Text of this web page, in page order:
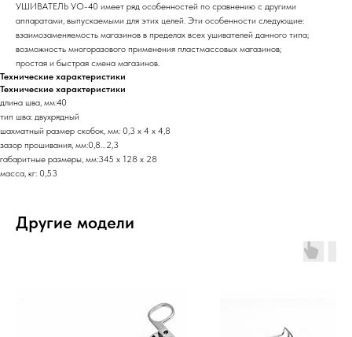
УШИВАТЕЛЬ УО-40 имеет ряд особенностей по сравнению с другими
аппаратами, выпускаемыми для этих целей. Эти особенности следующие:
взаимозаменяемость магазинов в пределах всех ушивателей данного типа;
возможность многоразового применения пластмассовых магазинов;
простая и быстрая смена магазинов.
Технические характеристики
Технические характеристики
длина шва, мм:40
тип шва: двухрядный
шахматный размер скобок, мм: 0,3 х 4 х 4,8
зазор прошивания, мм:0,8…2,3
габаритные размеры, мм:345 х 128 х 28
масса, кг: 0,53
Другие модели